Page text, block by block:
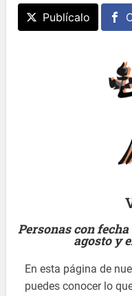
Publícalo
Personas con
agosto y
En esta página de
puedes conocer lo